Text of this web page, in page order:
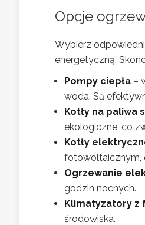
Opcje
Wybierz
energetyczną.
Pompy ciepła –
woda. Są
Kotły na paliwa
ekologiczne, co
Kotły
fotowoltaicznym,
Ogrzewanie
godzin nocnych.
Klimatyzatory z
środowiska.